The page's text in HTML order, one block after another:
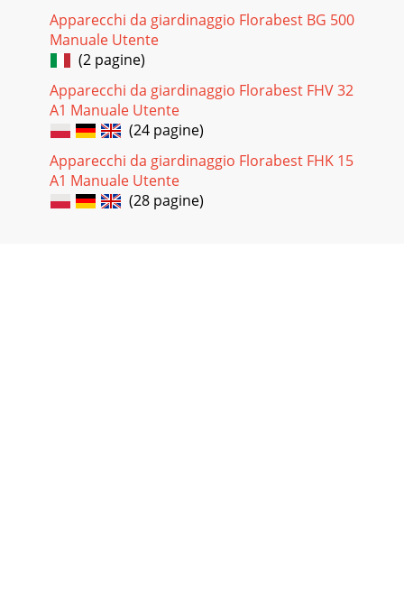
Apparecchi da giardinaggio Florabest BG 500
Manuale Utente
(2 pagine)
Apparecchi da giardinaggio Florabest FHV 32
A1 Manuale Utente
(24 pagine)
Apparecchi da giardinaggio Florabest FHK 15
A1 Manuale Utente
(28 pagine)